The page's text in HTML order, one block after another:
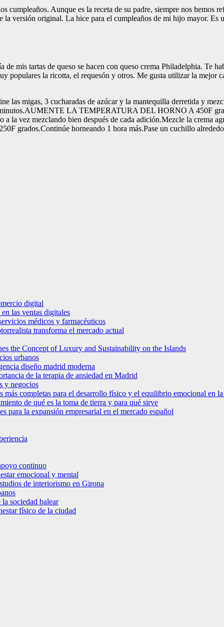
cumpleaños. Aunque es la receta de su padre, siempre nos
versión original. La hice para el cumpleaños de mi hijo mayor. Es
mis tartas de queso se hacen con queso crema Philadelphia. Te
populares la ricotta, el requesón y otros. Me gusta utilizar la
las migas, 3 cucharadas de azúcar y la mantequilla derretida y
LA TEMPERATURA DEL HORNO A 450F
a la vez mezclando bien después de cada adición.Mezcle la crema
horneando 1 hora más.Pase un cuchillo
digital
las ventas digitales
médicos y farmacéuticos
transforma el mercado actual
the Concept of Luxury and Sustainability on the Islands
urbanos
diseño madrid moderna
de la terapia de ansiedad en Madrid
y negocios
más completas para el desarrollo físico y el equilibrio emocional en
de qué es la toma de tierra y para qué sirve
para la expansión empresarial en el mercado español
continuo
emocional y mental
de interiorismo en Girona
sociedad balear
físico de la ciudad